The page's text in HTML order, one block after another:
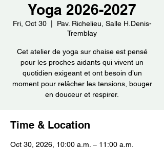
Yoga 2026-2027
Fri, Oct 30
  |
Pav. Richelieu, Salle H.Denis-
Tremblay
Cet atelier de yoga sur chaise est pensé
pour les proches aidants qui vivent un
quotidien exigeant et ont besoin d’un
moment pour relâcher les tensions, bouger
en douceur et respirer.
Time & Location
Oct 30, 2026, 10:00 a.m. – 11:00 a.m.